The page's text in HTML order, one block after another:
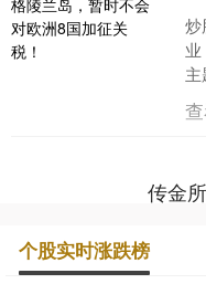
炒
传金
个股实时涨跌榜